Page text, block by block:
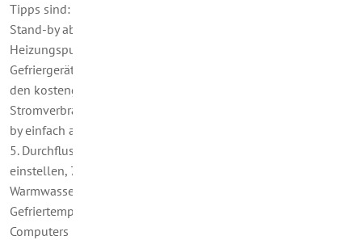
Tipps sind: 1. Durchflussbegrenzer einbauen, 2. Automatisches
Stand-by abschalten, 3. Effizient beleuchten, 4.
Heizungspumpe vorzeitig austauschen, 5. Alte Kühl- und
Gefriergeräte austauschen, 6. Extra-Kühlgeräte stilllegen. Zu
den kostengünstigsten Tipps zählen laut BMU: 1.
Stromverbrauch prüfen, 2. Wasserkocher verwenden, 3. Stand-
by einfach abschalten, 4. Automatisches Stand-by abschalten,
5. Durchflussbegrenzer einbauen, 6. Heizungspumpe niedriger
einstellen, 7. Warmwasserpumpe zeitlich regeln, 8.
Warmwasserspeicher abschalten, 9. Kühl- und
Gefriertemperatur optimieren, 10. Energiesparoptionen des
Computers nutzen.